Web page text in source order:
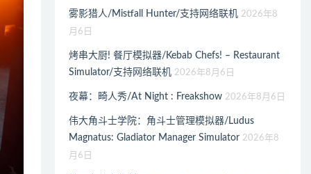
雾影猎人/Mistfall Hunter/支持网络联机 2026年8
月6日
烤串大厨! 餐厅模拟器/Kebab Chefs! – Restaurant
Simulator/支持网络联机 2026年8月6日
夜幕：畸人秀/At Night : Freakshow 2026年8月6日
伟大角斗士学院：角斗士管理模拟器/Ludus
Magnatus: Gladiator Manager Simulator 2026年8
月6日